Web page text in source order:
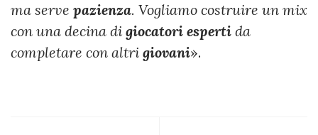
ma serve pazienza. Vogliamo costruire un mix
con una decina di giocatori esperti da
completare con altri giovani».